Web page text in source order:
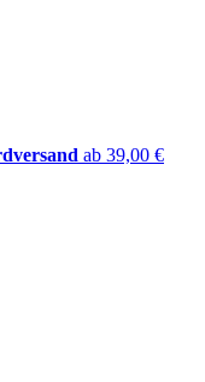
ab 39,00 €